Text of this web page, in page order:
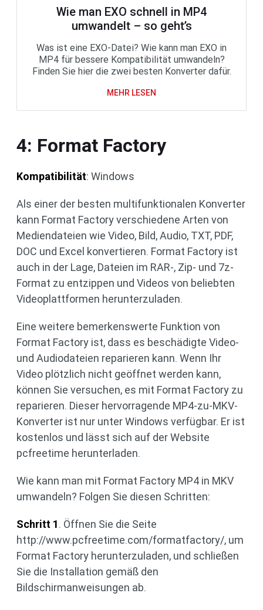
Wie man EXO schnell in MP4
umwandelt – so geht’s
Was ist eine EXO-Datei? Wie kann man EXO in
MP4 für bessere Kompatibilität umwandeln?
Finden Sie hier die zwei besten Konverter dafür.
MEHR LESEN
4: Format Factory
Kompatibilität: Windows
Als einer der besten multifunktionalen Konverter
kann Format Factory verschiedene Arten von
Mediendateien wie Video, Bild, Audio, TXT, PDF,
DOC und Excel konvertieren. Format Factory ist
auch in der Lage, Dateien im RAR-, Zip- und 7z-
Format zu entzippen und Videos von beliebten
Videoplattformen herunterzuladen.
Eine weitere bemerkenswerte Funktion von
Format Factory ist, dass es beschädigte Video-
und Audiodateien reparieren kann. Wenn Ihr
Video plötzlich nicht geöffnet werden kann,
können Sie versuchen, es mit Format Factory zu
reparieren. Dieser hervorragende MP4-zu-MKV-
Konverter ist nur unter Windows verfügbar. Er ist
kostenlos und lässt sich auf der Website
pcfreetime herunterladen.
Wie kann man mit Format Factory MP4 in MKV
umwandeln? Folgen Sie diesen Schritten:
Schritt 1. Öffnen Sie die Seite
http://www.pcfreetime.com/formatfactory/, um
Format Factory herunterzuladen, und schließen
Sie die Installation gemäß den
Bildschirmanweisungen ab.